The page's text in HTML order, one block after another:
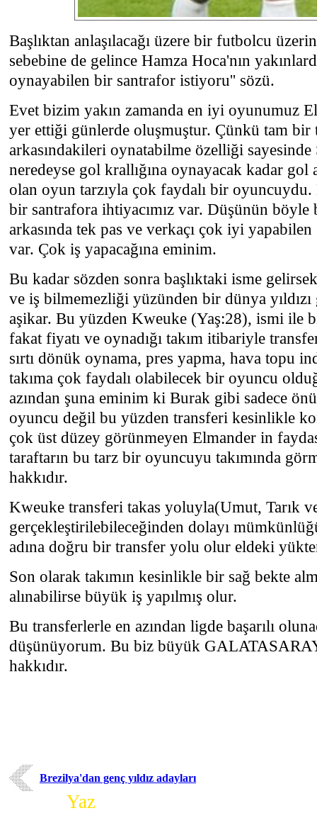
Başlıktan anlaşılacağı üzere bir futbolcu
sebebine de gelince Hamza Hoca'nın
oynayabilen bir santrafor istiyoru'' sözü.
Evet bizim yakın zamanda en iyi oyunumuz
yer ettiği günlerde oluşmuştur. Çünkü tam bir
arkasındakileri oynatabilme özelliği
neredeyse gol krallığına oynayacak kadar gol
olan oyun tarzıyla çok faydalı bir
bir santrafora ihtiyacımız var. Düşünün
arkasında tek pas ve verkaçı çok iyi
var. Çok iş yapacağına eminim.
Bu kadar sözden sonra başlıktaki isme
ve iş bilmemezliği yüzünden bir dünya
aşikar. Bu yüzden Kweuke (Yaş:28), ismi ile
fakat fiyatı ve oynadığı takım itibariyle
sırtı dönük oynama, pres yapma, hava topu
takıma çok faydalı olabilecek bir oyuncu
azından şuna eminim ki Burak gibi sadece
oyuncu değil bu yüzden transferi kesinlikle
çok üst düzey görünmeyen Elmander in
taraftarın bu tarz bir oyuncuyu takımında
hakkıdır.
Kweuke transferi takas yoluyla(Umut, Tarık
gerçekleştirilebileceğinden dolayı mümkünlüğü
adına doğru bir transfer yolu olur eldeki
Son olarak takımın kesinlikle bir sağ bekte
alınabilirse büyük iş yapılmış olur.
Bu transferlerle en azından ligde başarılı
düşünüyorum. Bu biz büyük
hakkıdır.
Brezilya'dan genç yıldız adayları
Yaz